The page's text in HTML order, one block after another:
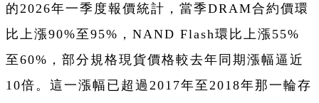
的2026年一季度報價統計，當季DRAM合約價環
比上漲90%至95%，NAND Flash環比上漲55%
至60%，部分規格現貨價格較去年同期漲幅逼近
10倍。這一漲幅已超過2017年至2018年那一輪存